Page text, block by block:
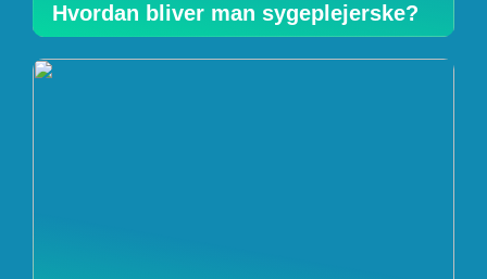
Hvordan bliver man sygeplejerske?